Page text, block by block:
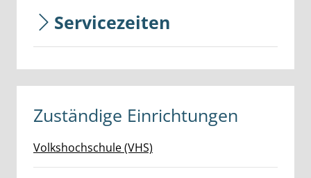
Servicezeiten
Zuständige Einrichtungen
Volkshochschule (VHS)